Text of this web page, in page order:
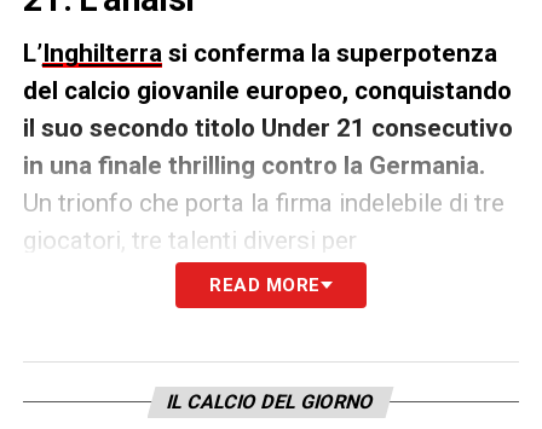
L’Inghilterrasi conferma la superpotenza
del calcio giovanile europeo, conquistando
il suo secondo titolo Under 21 consecutivo
in una finale thrilling contro la Germania.
Un trionfo che porta la firma indelebile di tre
giocatori, tre talenti diversi per
caratteristiche e percorso che hanno
impresso a fuoco il loro nome sulla partita
grande collettivo,i gol di Harvey Elliott,
READ MORE
IL CALCIO DEL GIORNO